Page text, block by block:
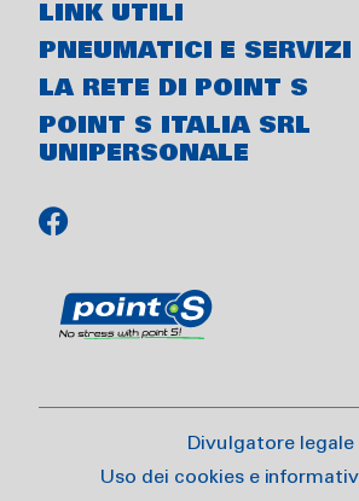
LINK UTILI
PNEUMATICI E SERVIZI
LA RETE DI POINT S
POINT S ITALIA SRL
UNIPERSONALE
Divulgatore legale
Uso dei cookies e